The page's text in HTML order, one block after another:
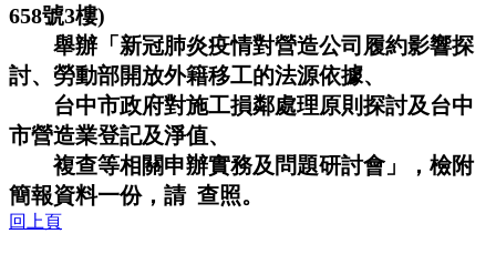
營造公會公告
其他公告
活動訊息及表單下載
文件下載
公會花絮
聯絡我們
相關連結
會員網站
政府機構連結
658號3樓)
舉辦「新冠肺炎疫情對營造公司履約影響探
討、勞動部開放外籍移工的法源依據、
台中市政府對施工損鄰處理原則探討及台中
市營造業登記及淨值、
複查等相關申辦實務及問題研討會」，檢附
簡報資料一份，請 查照。
回上頁